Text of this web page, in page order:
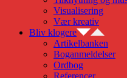
Visualisering
Vær kreativ
Bliv klogere
Artikelbanken
Boganmeldelser
Ordbog
Referencer